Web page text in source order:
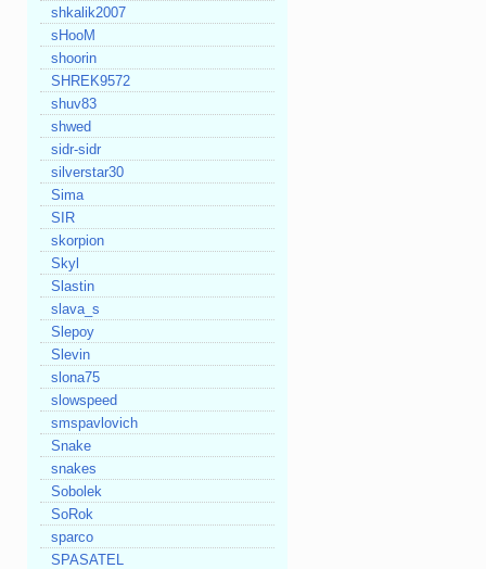
shkalik2007
sHooM
shoorin
SHREK9572
shuv83
shwed
sidr-sidr
silverstar30
Sima
SIR
skorpion
Skyl
Slastin
slava_s
Slepoy
Slevin
slona75
slowspeed
smspavlovich
Snake
snakes
Sobolek
SoRok
sparco
SPASATEL